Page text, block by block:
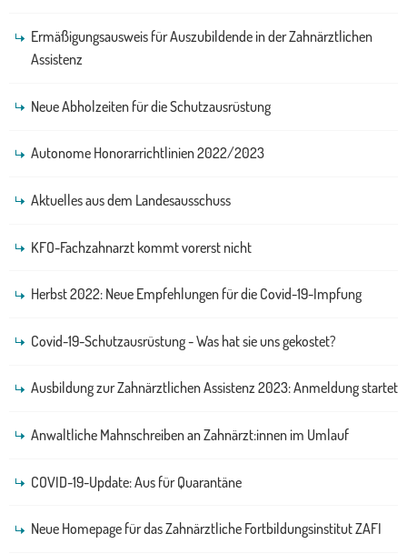
Ermäßigungsausweis für Auszubildende in der Zahnärztlichen
Assistenz
Neue Abholzeiten für die Schutzausrüstung
Autonome Honorarrichtlinien 2022/2023
Aktuelles aus dem Landesausschuss
KFO-Fachzahnarzt kommt vorerst nicht
Herbst 2022: Neue Empfehlungen für die Covid-19-Impfung
Covid-19-Schutzausrüstung - Was hat sie uns gekostet?
Ausbildung zur Zahnärztlichen Assistenz 2023: Anmeldung startet
Anwaltliche Mahnschreiben an Zahnärzt:innen im Umlauf
COVID-19-Update: Aus für Quarantäne
Neue Homepage für das Zahnärztliche Fortbildungsinstitut ZAFI